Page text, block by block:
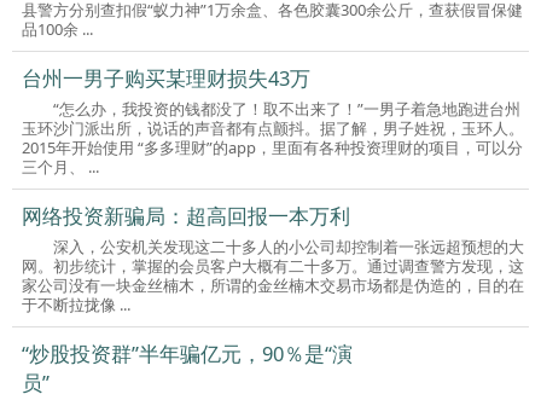
县警方分别查扣假“蚁力神”1万余盒、各色胶囊300余公斤，查获假冒保健
品100余 ...
台州一男子购买某理财损失43万
“怎么办，我投资的钱都没了！取不出来了！”一男子着急地跑进台州
玉环沙门派出所，说话的声音都有点颤抖。据了解，男子姓祝，玉环人。
2015年开始使用 “多多理财”的app，里面有各种投资理财的项目，可以分
三个月、 ...
网络投资新骗局：超高回报一本万利
深入，公安机关发现这二十多人的小公司却控制着一张远超预想的大
网。初步统计，掌握的会员客户大概有二十多万。通过调查警方发现，这
家公司没有一块金丝楠木，所谓的金丝楠木交易市场都是伪造的，目的在
于不断拉拢像 ...
“炒股投资群”半年骗亿元，90％是“演
员”